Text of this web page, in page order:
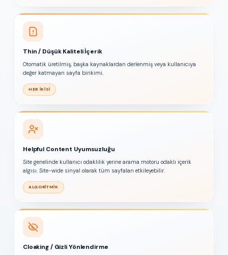
Thin / Düşük Kaliteli İçerik
Otomatik üretilmiş, başka kaynaklardan derlenmiş veya kullanıcıya
değer katmayan sayfa birikimi.
HER İKISI
Helpful Content Uyumsuzluğu
Site genelinde kullanıcı odaklılık yerine arama motoru odaklı içerik
algısı. Site-wide sinyal olarak tüm sayfaları etkileyebilir.
ALGORITMIK
Cloaking / Gizli Yönlendirme